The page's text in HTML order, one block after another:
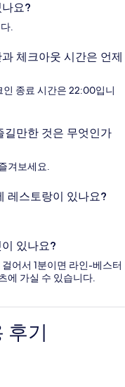
요?
.
체크아웃 시간은 언제
종료 시간은 22:00입니
길만한 것은 무엇인가
겨보세요.
레스토랑이 있나요?
있나요?
어서 1분이면 라인-베스터
에 가실 수 있습니다.
후기